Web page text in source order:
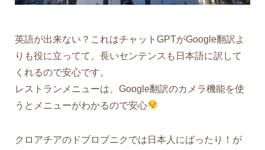
英語が出来ない？これはチャットGPTがGoogle翻訳よ
りも役に立ってて、長いセンテンスも日本語に訳して
くれるので安心です。
レストランメニューは、Google翻訳のカメラ機能を使
うとメニューがわかるので安心
クロアチアのドブロブニクでは日本人にばったり！が